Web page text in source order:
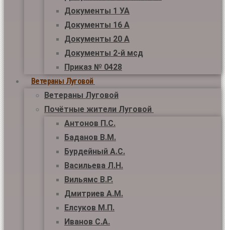
Документы 1 УА
Документы 16 А
Документы 20 А
Документы 2-й мсд
Приказ № 0428
Ветераны Луговой
Ветераны Луговой
Почётные жители Луговой
Антонов П.С.
Баданов В.М.
Бурдейный А.С.
Васильева Л.Н.
Вильямс В.Р.
Дмитриев А.М.
Елсуков М.П.
Иванов С.А.